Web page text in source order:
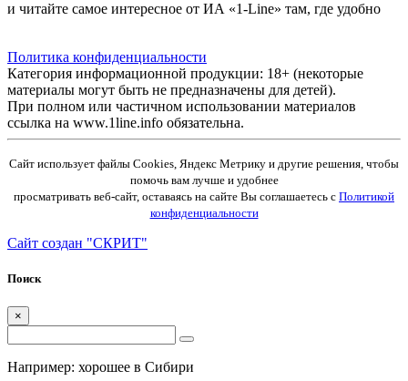
и читайте самое интересное от ИА «1-Line» там, где удобно
Политика конфиденциальности
Категория информационной продукции: 18+ (некоторые
материалы могут быть не предназначены для детей).
При полном или частичном использовании материалов
ссылка на www.1line.info обязательна.
Cайт использует файлы Cookies, Яндекс Метрику и другие решения, чтобы
помочь вам лучше и удобнее
просматривать веб-сайт, оставаясь на сайте Вы соглашаетесь с Политикой
конфиденциальности
Сайт создан "СКРИТ"
Поиск
×
Например: хорошее в Сибири